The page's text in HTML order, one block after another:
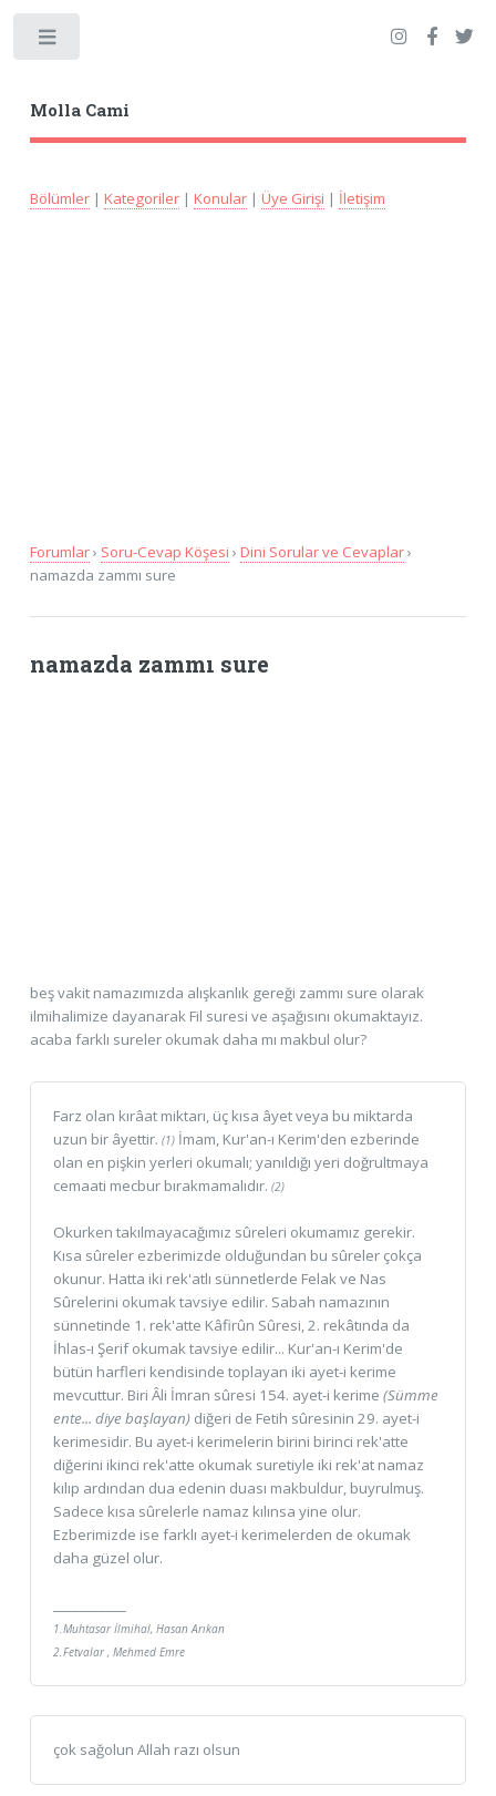
Molla Cami
Bölümler| Kategoriler| Konular| Üye Girişi | İletişim
Forumlar› Soru-Cevap Köşesi › Dini Sorular ve Cevaplar›
namazda zammı sure
namazda zammı sure
beş vakit namazımızda alışkanlık gereği zammı sure olarak
ilmihalimize dayanarak Fil suresi ve aşağısını okumaktayız.
acaba farklı sureler okumak daha mı makbul olur?
Farz olan kırâat miktarı, üç kısa âyet veya bu miktarda
uzun bir âyettir. (1)İmam, Kur'an-ı Kerim'den ezberinde
olan en pişkin yerleri okumalı; yanıldığı yeri doğrultmaya
cemaati mecbur bırakmamalıdır. (2)
Okurken takılmayacağımız sûreleri okumamız gerekir.
Kısa sûreler ezberimizde olduğundan bu sûreler çokça
okunur. Hatta iki rek'atlı sünnetlerde Felak ve Nas
Sûrelerini okumak tavsiye edilir. Sabah namazının
sünnetinde 1. rek'atte Kâfirûn Sûresi, 2. rekâtında da
İhlas-ı Şerif okumak tavsiye edilir... Kur'an-ı Kerim'de
bütün harfleri kendisinde toplayan iki ayet-i kerime
mevcuttur. Biri Âli İmran sûresi 154. ayet-i kerime (Sümme
ente... diye başlayan)diğeri de Fetih sûresinin 29. ayet-i
kerimesidir. Bu ayet-i kerimelerin birini birinci rek'atte
diğerini ikinci rek'atte okumak suretiyle iki rek'at namaz
kılıp ardından dua edenin duası makbuldur, buyrulmuş.
Sadece kısa sûrelerle namaz kılınsa yine olur.
Ezberimizde ise farklı ayet-i kerimelerden de okumak
daha güzel olur.
1.Muhtasar İlmihal, Hasan Arıkan
2.Fetvalar , Mehmed Emre
çok sağolun Allah razı olsun